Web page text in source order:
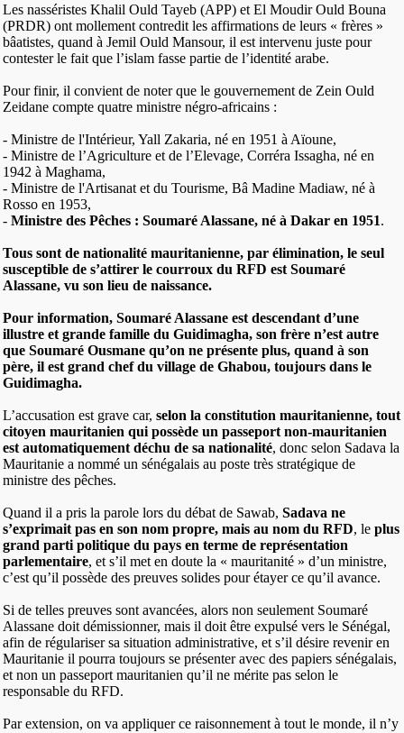
Les nasséristes Khalil Ould Tayeb (APP) et El Moudir Ould Bouna
(PRDR) ont mollement contredit les affirmations de leurs « frères »
bâatistes, quand à Jemil Ould Mansour, il est intervenu juste pour
contester le fait que l’islam fasse partie de l’identité arabe.
Pour finir, il convient de noter que le gouvernement de Zein Ould
Zeidane compte quatre ministre négro-africains :
- Ministre de l'Intérieur, Yall Zakaria, né en 1951 à Aïoune,
- Ministre de l’Agriculture et de l’Elevage, Corréra Issagha, né en
1942 à Maghama,
- Ministre de l'Artisanat et du Tourisme, Bâ Madine Madiaw, né à
Rosso en 1953,
- Ministre des Pêches : Soumaré Alassane, né à Dakar en 1951.
Tous sont de nationalité mauritanienne, par élimination, le seul
susceptible de s’attirer le courroux du RFD est Soumaré
Alassane, vu son lieu de naissance.
Pour information, Soumaré Alassane est descendant d’une
illustre et grande famille du Guidimagha, son frère n’est autre
que Soumaré Ousmane qu’on ne présente plus, quand à son
père, il est grand chef du village de Ghabou, toujours dans le
Guidimagha.
L’accusation est grave car, selon la constitution mauritanienne, tout
citoyen mauritanien qui possède un passeport non-mauritanien
est automatiquement déchu de sa nationalité, donc selon Sadava la
Mauritanie a nommé un sénégalais au poste très stratégique de
ministre des pêches.
Quand il a pris la parole lors du débat de Sawab, Sadava ne
s’exprimait pas en son nom propre, mais au nom du RFD, le plus
grand parti politique du pays en terme de représentation
parlementaire, et s’il met en doute la « mauritanité » d’un ministre,
c’est qu’il possède des preuves solides pour étayer ce qu’il avance.
Si de telles preuves sont avancées, alors non seulement Soumaré
Alassane doit démissionner, mais il doit être expulsé vers le Sénégal,
afin de régulariser sa situation administrative, et s’il désire revenir en
Mauritanie il pourra toujours se présenter avec des papiers sénégalais,
et non un passeport mauritanien qu’il ne mérite pas selon le
responsable du RFD.
Par extension, on va appliquer ce raisonnement à tout le monde, il n’y